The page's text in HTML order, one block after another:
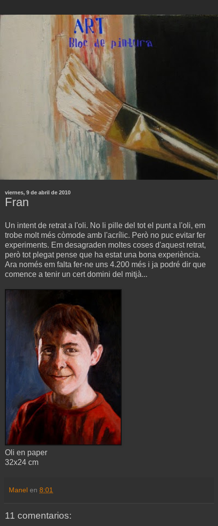
viernes, 9 de abril de 2010
Fran
Un intent de retrat a l'oli. No li pille del tot el punt a l'oli, em
trobe molt més còmode amb l'acrílic. Però no puc evitar fer
experiments. Em desagraden moltes coses d'aquest retrat,
però tot plegat pense que ha estat una bona experiència.
Ara només em falta fer-ne uns 4.200 més i ja podré dir que
comence a tenir un cert domini del mitjà...
Oli en paper
32x24 cm
Manel en 8:01
11 comentarios: